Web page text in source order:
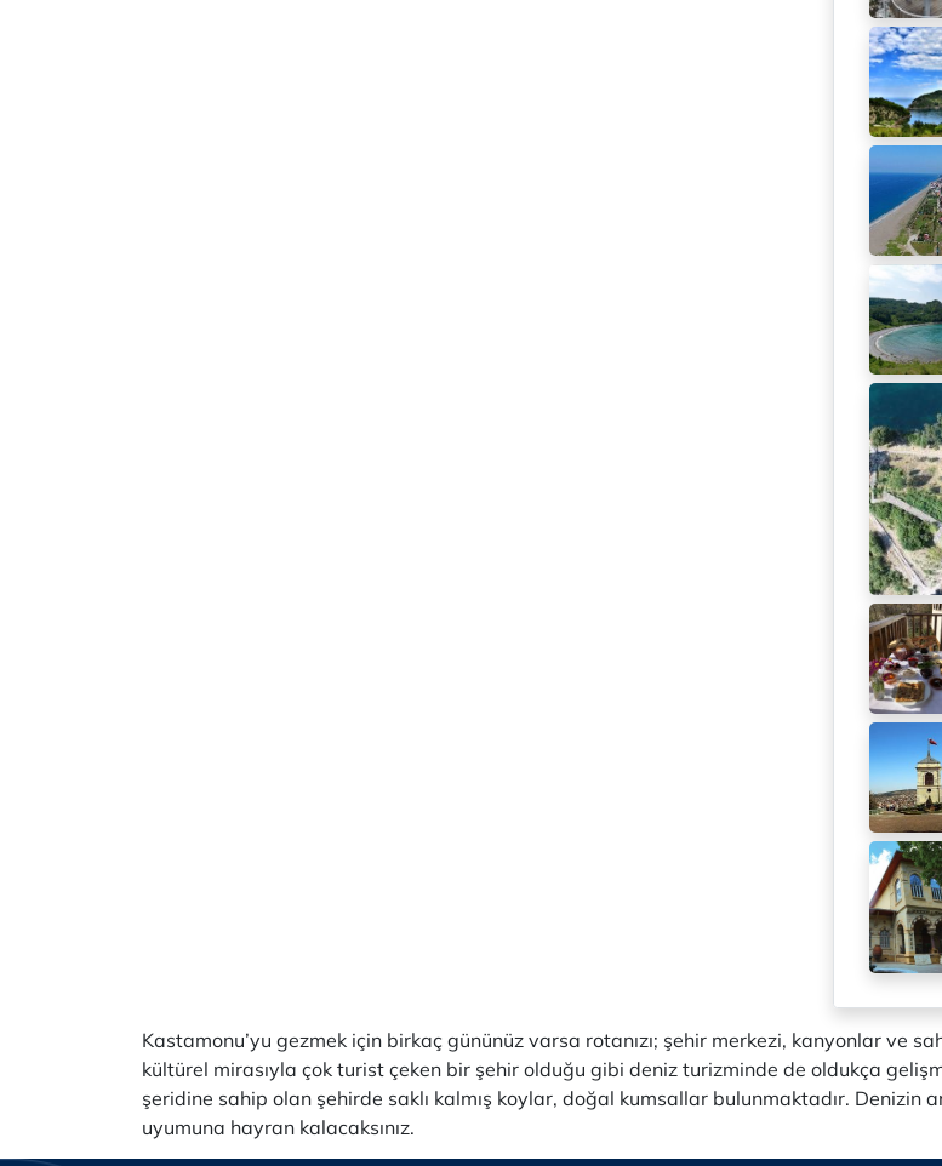
Kastamonu’yu gezmek için birkaç gününüz varsa rotanızı; şehir merkezi, kanyonlar ve
kültürel mirasıyla çok turist çeken bir şehir olduğu gibi deniz turizminde de oldukça
şeridine sahip olan şehirde saklı kalmış koylar, doğal kumsallar bulunmaktadır. Denizin
uyumuna hayran kalacaksınız.